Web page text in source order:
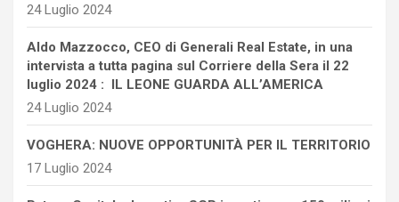
24 Luglio 2024
Aldo Mazzocco, CEO di Generali Real Estate, in una
intervista a tutta pagina sul Corriere della Sera il 22
luglio 2024 : IL LEONE GUARDA ALL’AMERICA
24 Luglio 2024
VOGHERA: NUOVE OPPORTUNITÀ PER IL TERRITORIO
17 Luglio 2024